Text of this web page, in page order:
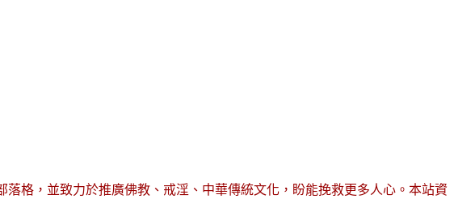
格，並致力於推廣佛教、戒淫、中華傳統文化，盼能挽救更多人心。本站資